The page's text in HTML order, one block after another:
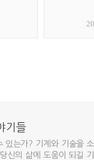
기들
있는가? 기계와 기술을
신의 삶에 도움이 되길